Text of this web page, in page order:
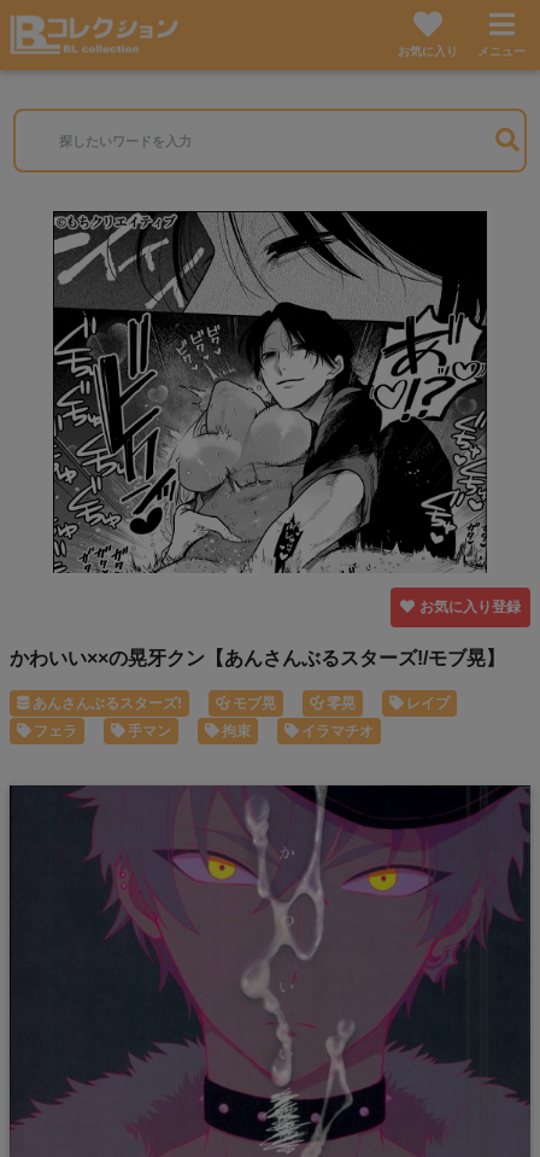
お気に入り メニュー
お気に入り登録
かわいい××の晃牙クン【あんさんぶるスターズ!/モブ晃】
あんさんぶるスターズ! モブ晃 零晃
レイプ
フェラ
手マン 拘束 イラマチオ